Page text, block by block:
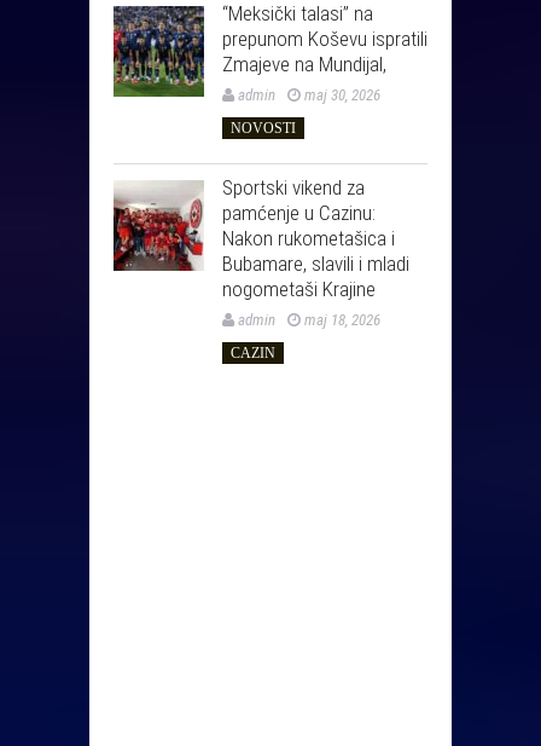
“Meksički talasi” na
prepunom Koševu ispratili
Zmajeve na Mundijal,
admin maj 30, 2026
NOVOSTI
Sportski vikend za
pamćenje u Cazinu:
Nakon rukometašica i
Bubamare, slavili i mladi
nogometaši Krajine
admin maj 18, 2026
CAZIN